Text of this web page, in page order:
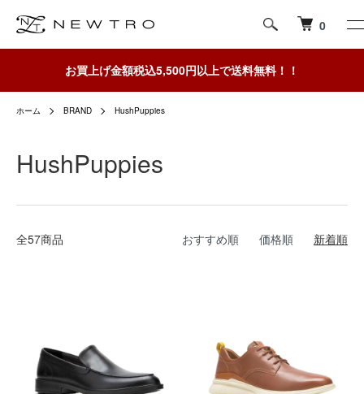
0
お買上げ金額税込5,500円以上で送料無料！！
ホーム BRAND HushPuppies
HushPuppies
全57商品 おすすめ順 価格順 新着順